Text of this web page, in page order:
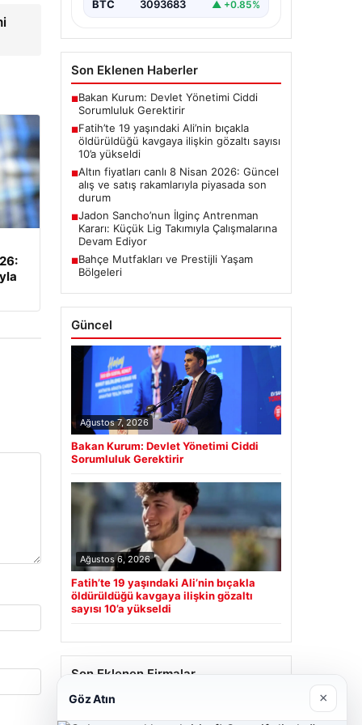
BTC 3093683 ▲ +0.85%
Son Eklenen Haberler
■Bakan Kurum: Devlet Yönetimi Ciddi
Sorumluluk Gerektirir
■Fatih’te 19 yaşındaki Ali’nin bıçakla
öldürüldüğü kavgaya ilişkin gözaltı sayısı
10’a yükseldi
■Altın fiyatları canlı 8 Nisan 2026: Güncel
alış ve satış rakamlarıyla piyasada son
durum
■Jadon Sancho’nun İlginç Antrenman
Kararı: Küçük Lig Takımıyla Çalışmalarına
Devam Ediyor
■Bahçe Mutfakları ve Prestijli Yaşam
Bölgeleri
Güncel
Ağustos 7, 2026
Bakan Kurum: Devlet Yönetimi Ciddi
Sorumluluk Gerektirir
Ağustos 6, 2026
Fatih’te 19 yaşındaki Ali’nin bıçakla
öldürüldüğü kavgaya ilişkin gözaltı
sayısı 10’a yükseldi
Son Eklenen Firmalar
Göz Atın ×